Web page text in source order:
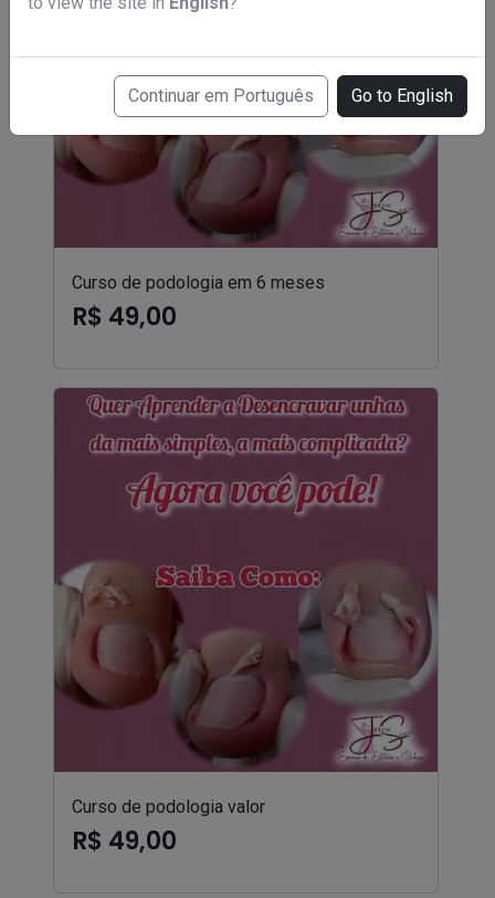
Continuar em Português Go to English
Curso de podologia em 6 meses
R$ 49,00
Curso de podologia valor
R$ 49,00